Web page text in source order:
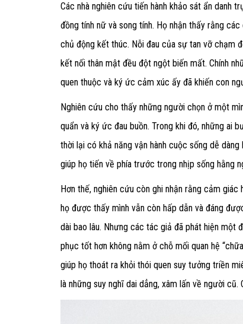
Các nhà nghiên cứu tiến hành khảo sát ẩn danh
đồng tính nữ và song tính. Họ nhận thấy rằng
chủ động kết thúc. Nỗi đau của sự tan vỡ chạm
kết nối thân mật đều đột ngột biến mất. Chính
quen thuộc và ký ức cảm xúc ấy đã khiến con
Nghiên cứu cho thấy những người chọn ở một
quẩn và ký ức đau buồn. Trong khi đó, những ai
thời lại có khả năng vận hành cuộc sống dễ
giúp họ tiến về phía trước trong nhịp sống hằng
Hơn thế, nghiên cứu còn ghi nhận rằng cảm
họ được thấy mình vẫn còn hấp dẫn và đáng
dài bao lâu. Nhưng các tác giả đã phát hiện một
phục tốt hơn không nằm ở chỗ mối quan hệ
giúp họ thoát ra khỏi thói quen suy tưởng triền
là những suy nghĩ dai dẳng, xâm lấn về người